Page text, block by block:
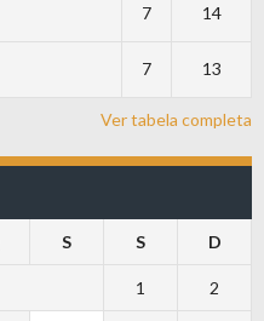
7 14
7 13
Ver tabela completa
S S D
1 2